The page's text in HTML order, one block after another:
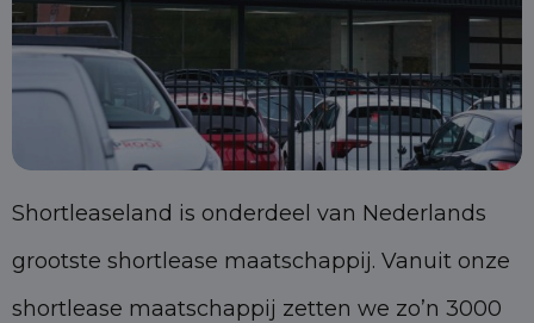
Shortleaseland is onderdeel van Nederlands
grootste shortlease maatschappij. Vanuit onze
shortlease maatschappij zetten we zo’n 3000